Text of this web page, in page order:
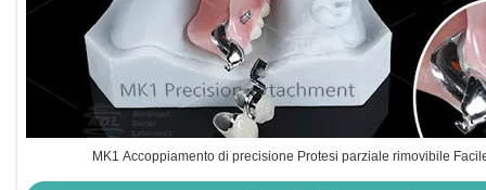
MK1 Accoppiamento di precisione Protesi parziale rimovibile